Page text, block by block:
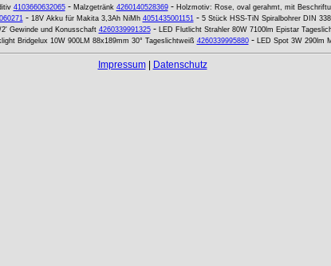
4103660632065- Malzgetränk 4260140528369- Holzmotiv: Rose, oval gerahmt, mit
- 18V Akku für Makita 3,3Ah NiMh 4051435001151- 5 Stück HSS-TiN Spiralbohrer DIN
Gewinde und Konusschaft 4260339991325- LED Flutlicht Strahler 80W 7100lm Epistar
Bridgelux 10W 900LM 88x189mm 30° Tageslichtweiß 4260339995880- LED Spot 3W 290lm
Impressum| Datenschutz